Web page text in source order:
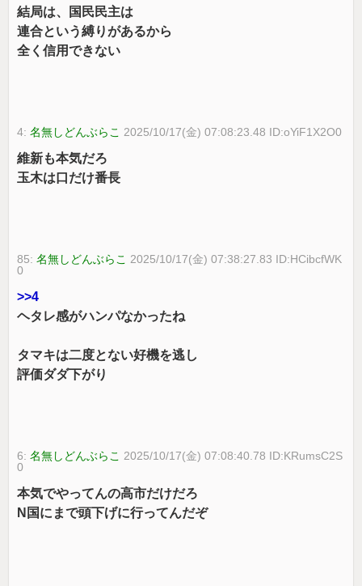
結局は、国民民主は
連合という縛りがあるから
全く信用できない
4:名無しどんぶらこ 2025/10/17(金) 07:08:23.48 ID:oYiF1X2O0
維新も本気だろ
玉木は口だけ番長
85:名無しどんぶらこ 2025/10/17(金) 07:38:27.83 ID:HCibcfWK
0
>>4
ヘタレ感がハンパなかったね
タマキは二度とない好機を逃し
評価ダダ下がり
6:名無しどんぶらこ 2025/10/17(金) 07:08:40.78 ID:KRumsC2S
0
本気でやってんの高市だけだろ
N国にまで頭下げに行ってんだぞ